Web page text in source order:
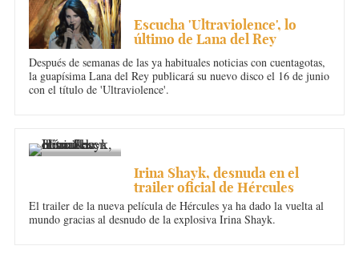
Escucha 'Ultraviolence', lo
último de Lana del Rey
Después de semanas de las ya habituales noticias con cuentagotas,
la guapísima Lana del Rey publicará su nuevo disco el 16 de junio
con el título de 'Ultraviolence'.
Irina Shayk, desnuda en el
trailer oficial de Hércules
El trailer de la nueva película de Hércules ya ha dado la vuelta al
mundo gracias al desnudo de la explosiva Irina Shayk.